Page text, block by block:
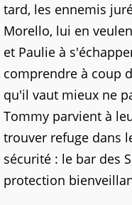
tard, les ennemis
Morello, lui en
et Paulie à
comprendre à coup
qu'il vaut mieux ne
Tommy parvient à
trouver refuge dans
sécurité : le bar des
protection